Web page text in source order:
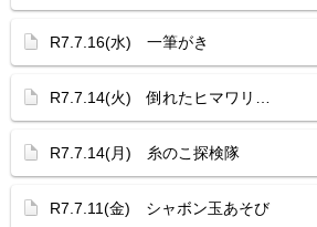
R7.7.16(水) 一筆がき
R7.7.14(火) 倒れたヒマワリ…
R7.7.14(月) 糸のこ探検隊
R7.7.11(金) シャボン玉あそび